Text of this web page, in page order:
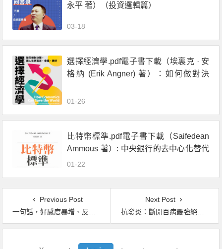
永平 著）（投資邏輯篇）
03-18
選擇經濟學.pdf電子書下載（埃裏克 · 安
格納 (Erik Angner) 著）：如何做對決
01-26
比特幣標準.pdf電子書下載（Saifedean
Ammous 著）: 中央銀行的去中心化替代
方案
01-22
Previous Post
一句話，好感度暴增、反感度爆表！.pdf電子書下載（五百田達成 著）
Next Post
抗發炎：斷開百病最強絕招.pdf電子書下載（池谷敏郎 (Iketani Toshirou) 著）